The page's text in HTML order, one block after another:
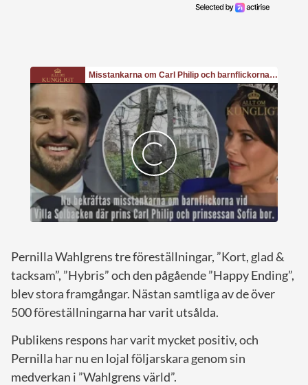
Pernilla Wahlgrens tre föreställningar, ”Kort, glad &
tacksam”, ”Hybris” och den pågående ”Happy Ending”,
blev stora framgångar. Nästan samtliga av de över
500 föreställningarna har varit utsålda.
Publikens respons har varit mycket positiv, och
Pernilla har nu en lojal följarskara genom sin
medverkan i ”Wahlgrens värld”.